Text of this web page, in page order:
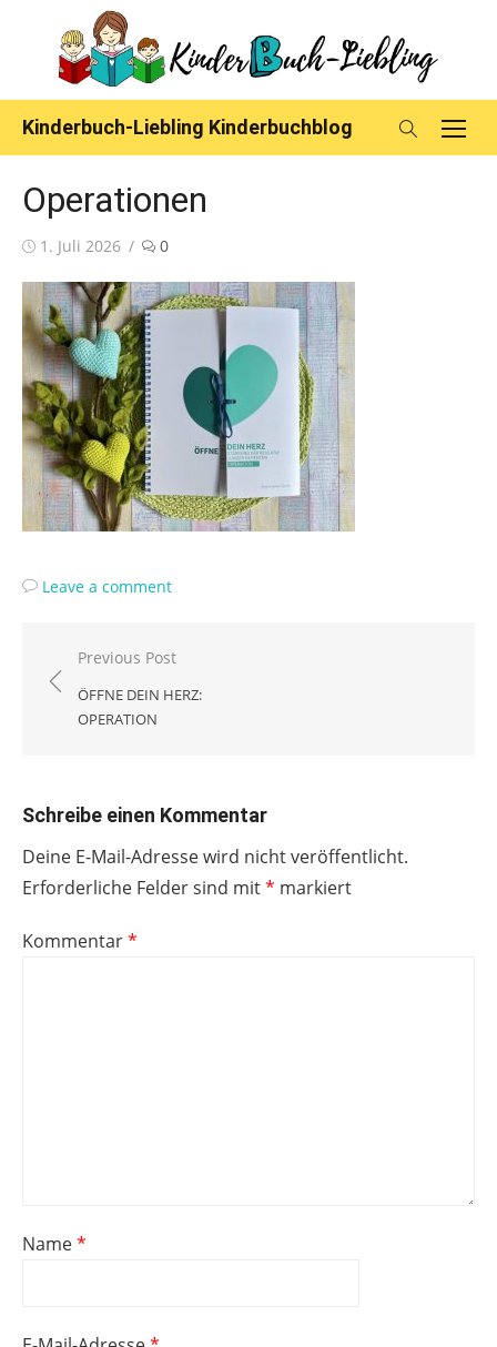
content
Kinderbuch-Liebling Kinderbuchblog
Operationen
Posted
1. Juli 2026 0
Leave a comment
Beitragsnavigation
Previous Post
ÖFFNE DEIN HERZ:
OPERATION
Schreibe einen Kommentar
Deine E-Mail-Adresse wird nicht veröffentlicht.
Erforderliche Felder sind mit* markiert
Kommentar*
Name*